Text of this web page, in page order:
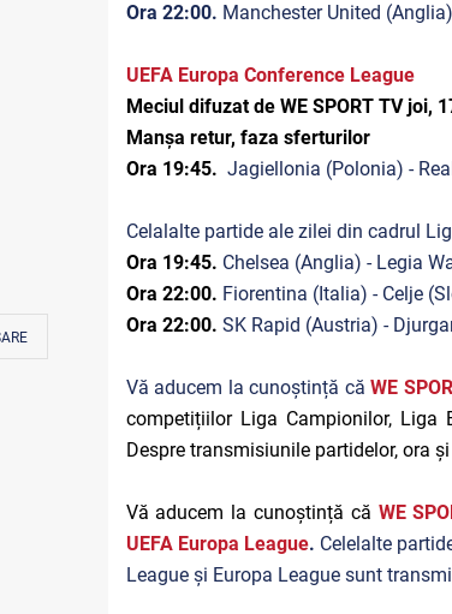
Ora 22:00. Manchester United
UEFA Europa Conference League
Meciul difuzat de WE SPORT TV joi,
Manșa retur, faza sferturilor
Ora 19:45. Jagiellonia (Polonia) -
Celalalte partide ale zilei din cadrul
Ora 19:45. Chelsea (Anglia) - Legia
Ora 22:00. Fiorentina (Italia) - Celje
Ora 22:00. SK Rapid (Austria) -
Vă aducem la cunoștință că WE
competițiilor Liga Campionilor,
Despre transmisiunile partidelor, ora
Vă aducem la cunoștință că WE
UEFA Europa League. Celelalte
League și Europa League sunt